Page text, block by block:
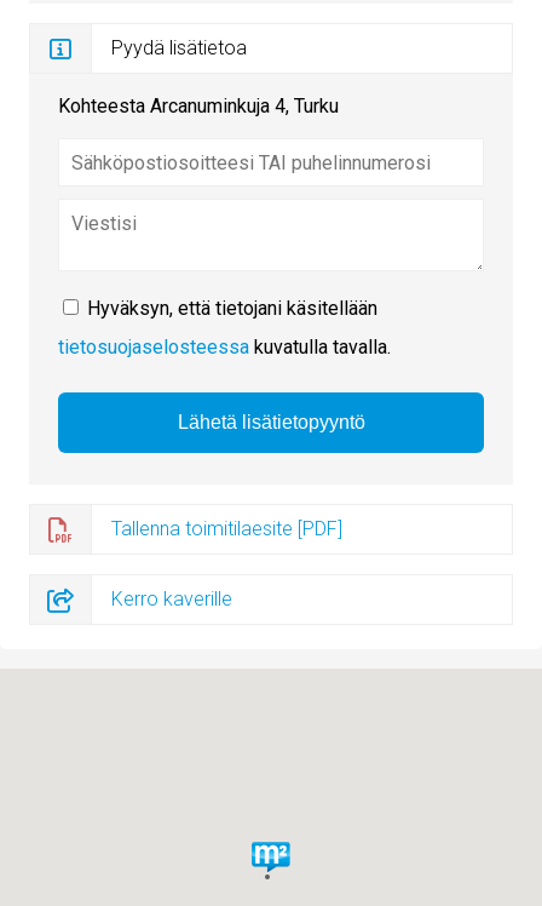
Pyydä lisätietoa
Kohteesta Arcanuminkuja 4, Turku
Hyväksyn, että tietojani käsitellään
tietosuojaselosteessa kuvatulla tavalla.
Tallenna toimitilaesite [PDF]
Kerro kaverille